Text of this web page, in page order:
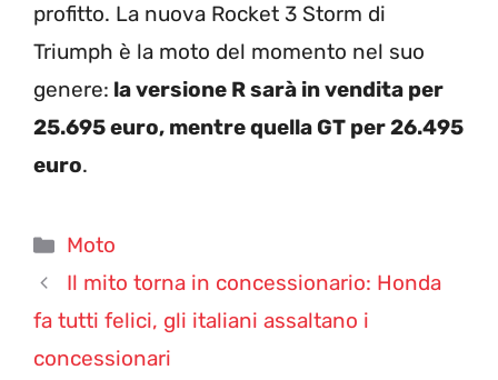
profitto. La nuova Rocket 3 Storm di
Triumph è la moto del momento nel suo
genere: la versione R sarà in vendita per
25.695 euro, mentre quella GT per 26.495
euro.
Categorie
Moto
Il mito torna in concessionario: Honda
fa tutti felici, gli italiani assaltano i
concessionari